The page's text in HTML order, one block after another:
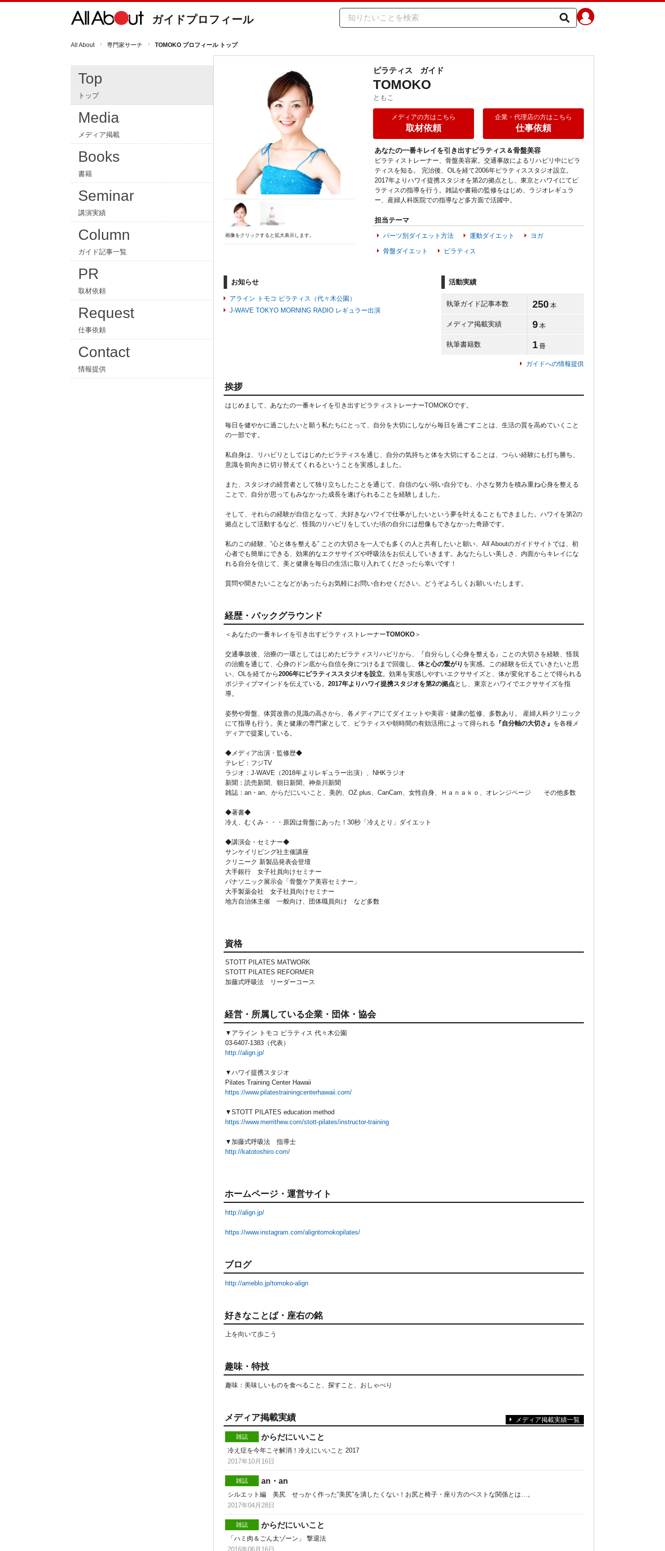
ガイドプロフィール
All About 専門家サーチ TOMOKO プロフィール トップ
Top
トップ
Media
メディア掲載
Books
書籍
Seminar
講演実績
Column
ガイド記事一覧
PR
取材依頼
Request
仕事依頼
Contact
情報提供
画像をクリックすると拡大表示します。
ピラティス ガイド
TOMOKO
ともこ
メディアの方はこちら
取材依頼
企業・代理店の方はこちら
仕事依頼
あなたの一番キレイを引き出すピラティス＆骨盤美容
ピラティストレーナー、骨盤美容家。交通事故によるリハビリ中にピラ
ティスを知る。 完治後、OLを経て2006年ピラティススタジオ設立。
2017年よりハワイ提携スタジオを第2の拠点とし、東京とハワイにてピ
ラティスの指導を行う。雑誌や書籍の監修をはじめ、ラジオレギュラ
ー、産婦人科医院での指導など多方面で活躍中。
担当テーマ
パーツ別ダイエット方法 運動ダイエット ヨガ
骨盤ダイエット ピラティス
お知らせ
アライン トモコ ピラティス（代々木公園）
J-WAVE TOKYO MORNING RADIO レギュラー出演
活動実績
執筆ガイド記事本数 250 本
メディア掲載実績 9 本
執筆書籍数 1 冊
ガイドへの情報提供
挨拶
はじめまして、あなたの一番キレイを引き出すピラティストレーナーTOMOKOです。
毎日を健やかに過ごしたいと願う私たちにとって、自分を大切にしながら毎日を過ごすことは、生活の質を高めていくこと
の一部です。
私自身は、リハビリとしてはじめたピラティスを通じ、自分の気持ちと体を大切にすることは、つらい経験にも打ち勝ち、
意識を前向きに切り替えてくれるということを実感しました。
また、スタジオの経営者として独り立ちしたことを通じて、自信のない弱い自分でも、小さな努力を積み重ね心身を整える
ことで、自分が思ってもみなかった成長を遂げられることを経験しました。
そして、それらの経験が自信となって、大好きなハワイで仕事がしたいという夢を叶えることもできました。ハワイを第2の
拠点として活動するなど、怪我のリハビリをしていた頃の自分には想像もできなかった奇跡です。
私のこの経験、”心と体を整える” ことの大切さを一人でも多くの人と共有したいと願い、All Aboutのガイドサイトでは、初
心者でも簡単にできる、効果的なエクササイズや呼吸法をお伝えしていきます。あなたらしい美しさ、内面からキレイにな
れる自分を信じて、美と健康を毎日の生活に取り入れてくださったら幸いです！
質問や聞きたいことなどがあったらお気軽にお問い合わせください。どうぞよろしくお願いいたします。
経歴・バックグラウンド
＜あなたの一番キレイを引き出すピラティストレーナーTOMOKO ＞
交通事故後、治療の一環としてはじめたピラティスリハビリから、『自分らしく心身を整える』ことの大切さを経験、怪我
の治癒を通じて、心身のドン底から自信を身につけるまで回復し、 体と心の繋がり を実感。この経験を伝えていきたいと思
い、OLを経てから2006年にピラティススタジオを設立。効果を実感しやすいエクササイズと、体が変化することで得られる
ポジティブマインドを伝えている。 2017年よりハワイ提携スタジオを第2の拠点とし、東京とハワイでエクササイズを指
導。
姿勢や骨盤、体質改善の見識の高さから、各メディアにてダイエットや美容・健康の監修、多数あり。 産婦人科クリニック
にて指導も行う。美と健康の専門家として、ピラティスや朝時間の有効活用によって得られる 『自分軸の大切さ』 を各種メ
ディアで提案している。
◆メディア出演・監修歴◆
テレビ：フジTV
ラジオ：J-WAVE（2018年よりレギュラー出演）、NHKラジオ
新聞：読売新聞、朝日新聞、神奈川新聞
雑誌：an・an、からだにいいこと、美的、OZ plus、CanCam、女性自身、Ｈａｎａｋｏ、オレンジページ その他多数
◆著書◆
冷え、むくみ・・・原因は骨盤にあった！30秒「冷えとり」ダイエット
◆講演会・セミナー◆
サンケイリビング社主催講座
クリニーク 新製品発表会登壇
大手銀行 女子社員向けセミナー
パナソニック展示会「骨盤ケア美容セミナー」
大手製薬会社 女子社員向けセミナー
地方自治体主催 一般向け、団体職員向け など多数
資格
STOTT PILATES MATWORK
STOTT PILATES REFORMER
加藤式呼吸法　リーダーコース
経営・所属している企業・団体・協会
▼アライン トモコ ピラティス 代々木公園
03-6407-1383（代表）
http://align.jp/
▼ハワイ提携スタジオ
Pilates Training Center Hawaii
https://www.pilatestrainingcenterhawaii.com/
▼STOTT PILATES education method
https://www.merrithew.com/stott-pilates/instructor-training
▼加藤式呼吸法 指導士
http://katotoshiro.com/
ホームページ・運営サイト
http://align.jp/
https://www.instagram.com/aligntomokopilates/
ブログ
http://ameblo.jp/tomoko-align
好きなことば・座右の銘
上を向いて歩こう
趣味・特技
メディア掲載実績 メディア掲載実績一覧
雑誌 からだにいいこと
冷え症を今年こそ解消！冷えにいいこと 2017
2017年10月16日
雑誌 an・an
シルエット編 美尻 せっかく作った“美尻”を潰したくない！お尻と椅子・座り方のベストな関係とは…。
2017年04月28日
雑誌 からだにいいこと
「ハミ肉＆ごん太ゾーン」 撃退法
2016年06月16日